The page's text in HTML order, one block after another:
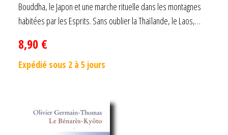
Bouddha, le Japon et une marche rituelle dans les montagnes
habitées par les Esprits. Sans oublier la Thaïlande, le Laos,…
8,90 €
Expédié sous 2 à 5 jours